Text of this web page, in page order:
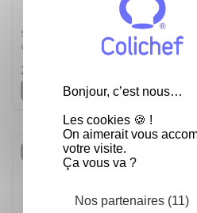
Bonjour, c’est nous…
Les cookies 🍪 !
On aimerait vous
votre visite.
Ça vous va ?
Nos partenaires (11)
Sucre de canne blond bio
cuisine professionnelle et la
glacés - Sac de 5kg -
21,80 €
Voir
Rupture de stock